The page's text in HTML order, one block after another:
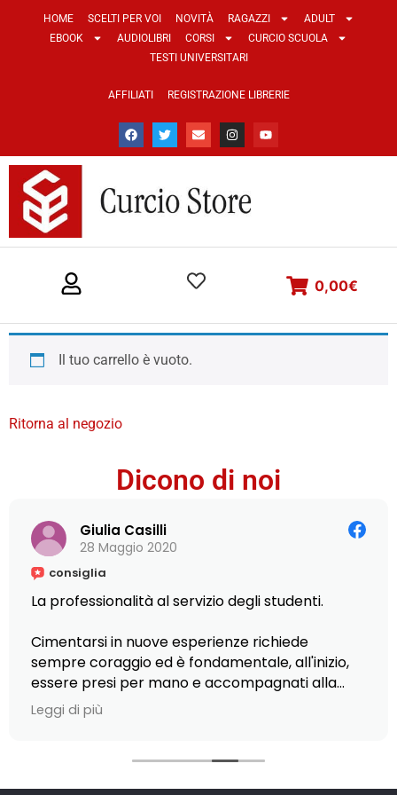
HOME SCELTI PER VOI NOVITÀ RAGAZZI
ADULT
EBOOK
AUDIOLIBRI CORSI
CURCIO SCUOLA
TESTI UNIVERSITARI
AFFILIATI REGISTRAZIONE LIBRERIE
0,00€
Il tuo carrello è vuoto.
Ritorna al negozio
Dicono di noi
Giulia Casilli
28 Maggio 2020
consiglia
La professionalità al servizio degli studenti.
Cimentarsi in nuove esperienze richiede
sempre coraggio ed è fondamentale, all'inizio,
essere presi per mano e accompagnati alla
scoperta di piccole e grandi opportunità.
Ciò è stato possibile presso L'Istituto Armando
in Editoria, scrittura e comunicazione: la
gentilezza del personale nel fornirmi ogni tipo di
Leggi di più